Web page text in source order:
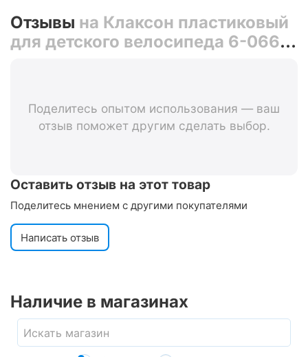
Отзывы на Клаксон пластиковый
для детского велосипеда 6-066
Поделитесь опытом использования — ваш
отзыв поможет другим сделать выбор.
Оставить отзыв на этот товар
Поделитесь мнением с другими покупателями
Написать отзыв
Наличие в магазинах